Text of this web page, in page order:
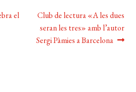
el
Pròxima
entrada:
Club de lectura «A les dues
seran les tres» amb l’autor
Sergi Pàmies a Barcelona